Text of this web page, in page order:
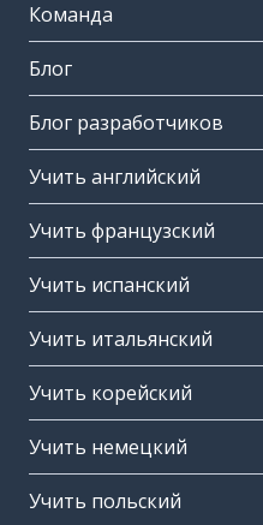
Команда
Блог
Блог разработчиков
Учить английский
Учить французский
Учить испанский
Учить итальянский
Учить корейский
Учить немецкий
Учить польский